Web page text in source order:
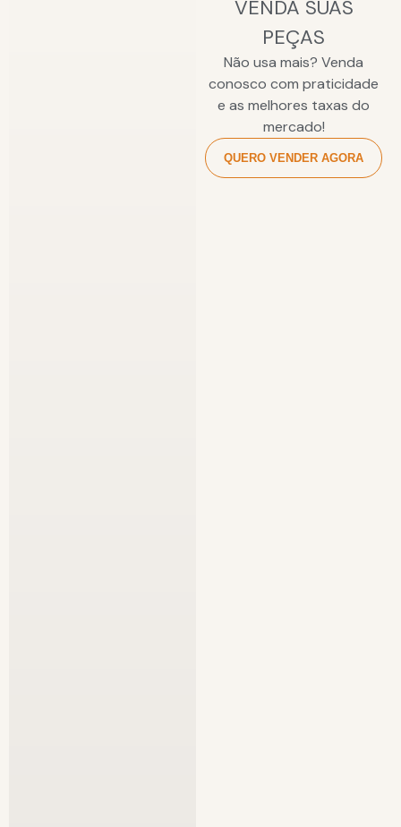
VENDA SUAS
PEÇAS
Não usa mais? Venda
conosco com praticidade
e as melhores taxas do
mercado!
QUERO VENDER AGORA